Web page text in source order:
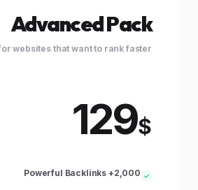
Advanced Pack
websites that want to rank faster.
$
129
2,000+ Powerful Backlinks